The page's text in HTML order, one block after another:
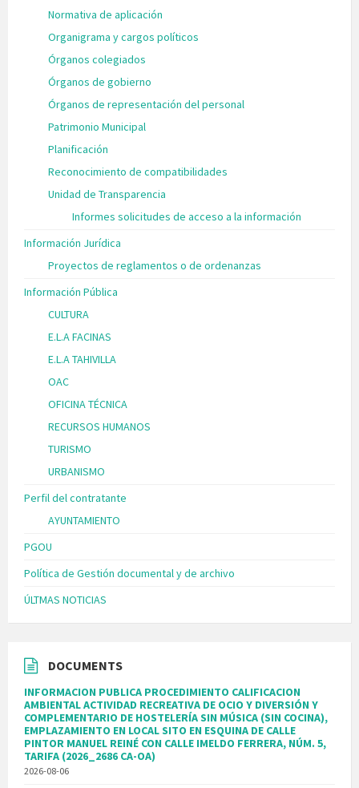
Normativa de aplicación
Organigrama y cargos políticos
Órganos colegiados
Órganos de gobierno
Órganos de representación del personal
Patrimonio Municipal
Planificación
Reconocimiento de compatibilidades
Unidad de Transparencia
Informes solicitudes de acceso a la información
Información Jurídica
Proyectos de reglamentos o de ordenanzas
Información Pública
CULTURA
E.L.A FACINAS
E.L.A TAHIVILLA
OAC
OFICINA TÉCNICA
RECURSOS HUMANOS
TURISMO
URBANISMO
Perfil del contratante
AYUNTAMIENTO
PGOU
Política de Gestión documental y de archivo
ÚLTMAS NOTICIAS
DOCUMENTS
INFORMACION PUBLICA PROCEDIMIENTO CALIFICACION
AMBIENTAL ACTIVIDAD RECREATIVA DE OCIO Y DIVERSIÓN Y
COMPLEMENTARIO DE HOSTELERÍA SIN MÚSICA (SIN COCINA),
EMPLAZAMIENTO EN LOCAL SITO EN ESQUINA DE CALLE
PINTOR MANUEL REINÉ CON CALLE IMELDO FERRERA, NÚM. 5,
TARIFA (2026_2686 CA-OA)
2026-08-06